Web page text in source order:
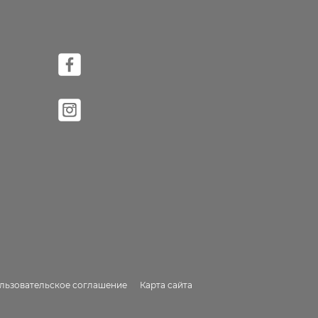
соглашение Карта сайта